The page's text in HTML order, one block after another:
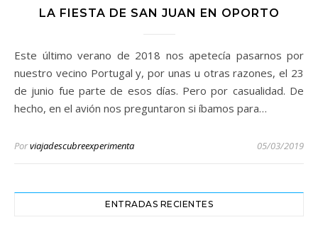
LA FIESTA DE SAN JUAN EN OPORTO
Este último verano de 2018 nos apetecía pasarnos por
nuestro vecino Portugal y, por unas u otras razones, el 23
de junio fue parte de esos días. Pero por casualidad. De
hecho, en el avión nos preguntaron si íbamos para…
Porviajadescubreexperimenta 05/03/2019
ENTRADAS RECIENTES